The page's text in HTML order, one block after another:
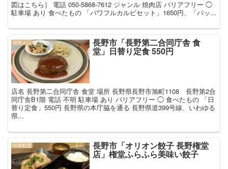
図はこちら］ 電話 050-5868-7612 ジャンル 焼肉店 バリアフリー ◯
駐車場 あり 食べたもの 「パワフルカルビセット」1650円、「パッ...
役所メシ 長野市「長野第二合同庁舎 食
堂」日替り定食 550円
店名 長野第二合同庁舎 食堂 場所 長野県長野市旭町1108 長野第2合
同庁舎B1階 電話 不明 駐車場 あり バリアフリー ◯ 食べたもの 「日
替り定食」550円 長野県の本庁脇を通る 長野県道399号線、いわゆる
県...
中華料理 長野市「オリオン餃子 長野権堂
店」権堂ふらふら美味い餃子